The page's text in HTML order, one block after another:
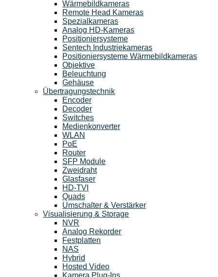
Wärmebildkameras
Remote Head Kameras
Spezialkameras
Analog HD-Kameras
Positioniersysteme
Sentech Industriekameras
Positioniersysteme Wärmebildkameras
Objektive
Beleuchtung
Gehäuse
Übertragungstechnik
Encoder
Decoder
Switches
Medienkonverter
WLAN
PoE
Router
SFP Module
Zweidraht
Glasfaser
HD-TVI
Quads
Umschalter & Verstärker
Visualisierung & Storage
NVR
Analog Rekorder
Festplatten
NAS
Hybrid
Hosted Video
Kamera Plug-Ins